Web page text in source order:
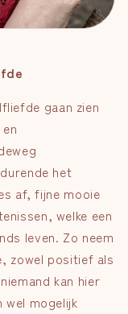
gaan zien
weg
het
af, fijne mooie
welke een
leven. Zo neem
zowel positief als
kan hier
wel mogelijk